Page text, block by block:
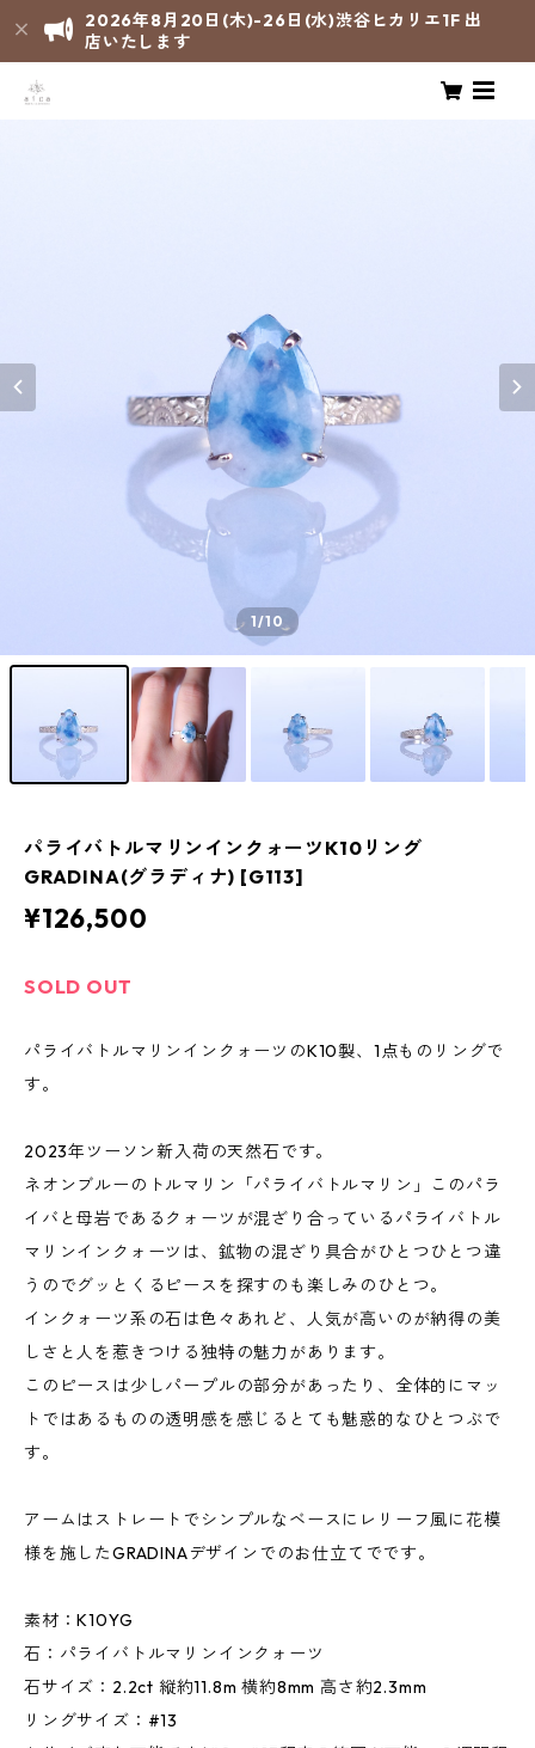
2026年8月20日(木)-26日(水)渋谷ヒカリエ1F 出
店いたします
1/10
パライバトルマリンインクォーツK10リング
GRADINA(グラディナ) [G113]
¥126,500
SOLD OUT
パライバトルマリンインクォーツのK10製、1点ものリングで
す。
2023年ツーソン新入荷の天然石です。
ネオンブルーのトルマリン「パライバトルマリン」このパラ
イバと母岩であるクォーツが混ざり合っているパライバトル
マリンインクォーツは、鉱物の混ざり具合がひとつひとつ違
うのでグッとくるピースを探すのも楽しみのひとつ。
インクォーツ系の石は色々あれど、人気が高いのが納得の美
しさと人を惹きつける独特の魅力があります。
このピースは少しパープルの部分があったり、全体的にマッ
トではあるものの透明感を感じるとても魅惑的なひとつぶで
す。
アームはストレートでシンプルなベースにレリーフ風に花模
様を施したGRADINAデザインでのお仕立てでです。
素材：K10YG
石：パライバトルマリンインクォーツ
石サイズ：2.2ct 縦約11.8m 横約8mm 高さ約2.3mm
リングサイズ：#13